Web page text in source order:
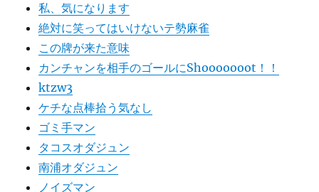
私、気になります
絶対に笑ってはいけないテ勢麻雀
この牌が来た意味
カンチャンを相手のゴールにShooooooot！！
ktzw3
ケチな点棒拾う気なし
ゴミ手マン
タコスオダジュン
南浦オダジュン
ノイズマン